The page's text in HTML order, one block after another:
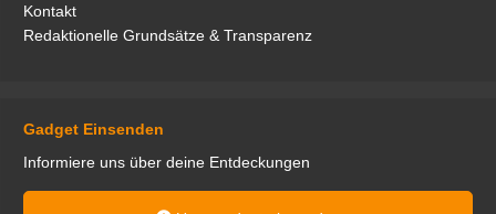
Kontakt
Redaktionelle Grundsätze & Transparenz
Gadget Einsenden
Informiere uns über deine Entdeckungen